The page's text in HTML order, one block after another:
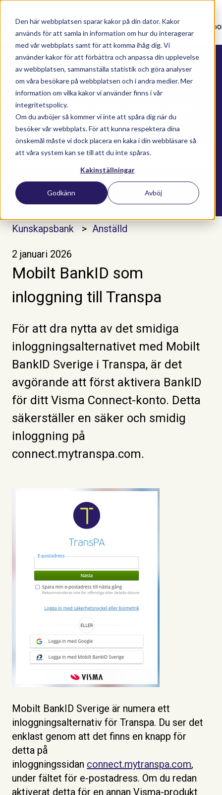
Den här webbplatsen sparar kakor på din dator. Kakor
används för att samla in information om hur du interagerar
med vår webbplats samt för att komma ihåg dig. Vi
använder kakor för att förbättra och anpassa din upplevelse
av webbplatsen, sammanställa statistik och göra analyser
om våra besökare på webbplatsen och i andra medier. Mer
information om vilka kakor vi använder finns i vår
integritetspolicy.
Om du avböjer så kommer vi inte att spåra dig när du
besöker vår webbplats. För att kunna respektera dina
önskemål måste vi dock placera en kaka i din webbläsare så
att våra system kan se till att du inte spåras.
Kakinställningar
Godkänn Avböj
Nyhetsartiklar Utbildningar Supportavtal
Här kan du söka bland alla
våra kunskapsartiklar
Det finns inga förslag eftersom sökfältet är
Kunskapsbank Anställd
2 januari 2026
Mobilt BankID som
inloggning till Transpa
För att dra nytta av det smidiga
inloggningsalternativet med Mobilt
BankID Sverige i Transpa, är det
avgörande att först aktivera BankID
för ditt Visma Connect-konto. Detta
säkerställer en säker och smidig
inloggning på
connect.mytranspa.com.
Mobilt BankID Sverige är numera ett
inloggningsalternativ för Transpa. Du ser det
enklast genom att det finns en knapp för
detta på
inloggningssidan connect.mytranspa.com,
under fältet för e-postadress. Om du redan
aktiverat detta för en annan Visma-produkt